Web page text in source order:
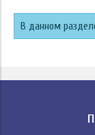
В данном